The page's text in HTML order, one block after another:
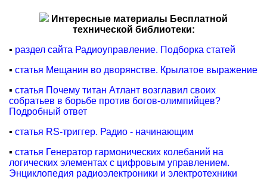
Интересные материалы Бесплатной
технической библиотеки:
▪ раздел сайта Радиоуправление. Подборка статей
▪ статья Мещанин во дворянстве. Крылатое выражение
▪ статья Почему титан Атлант возглавил своих
собратьев в борьбе против богов-олимпийцев?
Подробный ответ
▪ статья RS-триггер. Радио - начинающим
▪ статья Генератор гармонических колебаний на
логических элементах с цифровым управлением.
Энциклопедия радиоэлектроники и электротехники